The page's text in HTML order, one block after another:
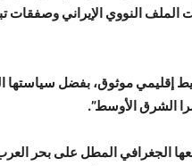
النووي الإيراني وصفقات
موثوق، بفضل سياستها
الشرق الأوسط”.
الجغرافي المطل على بحر